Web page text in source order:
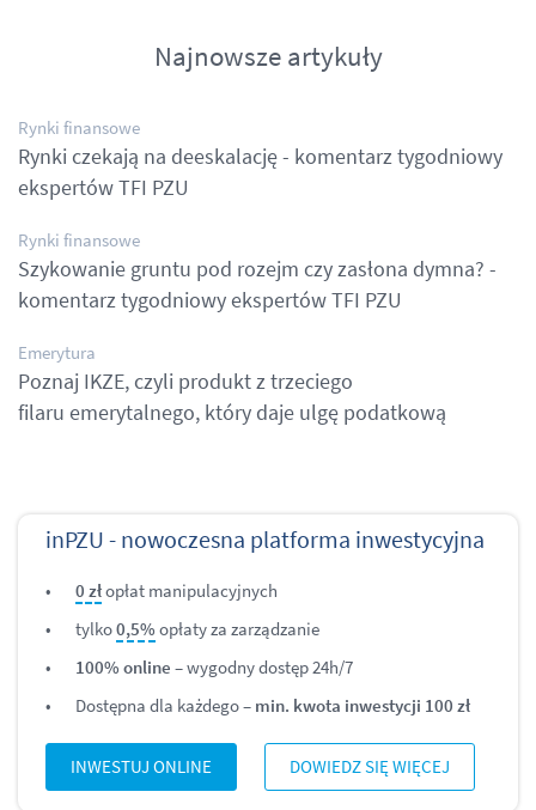
Najnowsze artykuły
Rynki finansowe
Rynki czekają na deeskalację - komentarz tygodniowy
ekspertów TFI PZU
Rynki finansowe
Szykowanie gruntu pod rozejm czy zasłona dymna? -
komentarz tygodniowy ekspertów TFI PZU
Emerytura
Poznaj IKZE, czyli produkt z trzeciego
filaru emerytalnego, który daje ulgę podatkową
inPZU - nowoczesna platforma inwestycyjna
0 złopłat manipulacyjnych
tylko0,5% opłaty za zarządzanie
100% online – wygodny dostęp 24h/7
Dostępna dla każdego – min. kwota inwestycji 100 zł
INWESTUJ ONLINE DOWIEDZ SIĘ WIĘCEJ